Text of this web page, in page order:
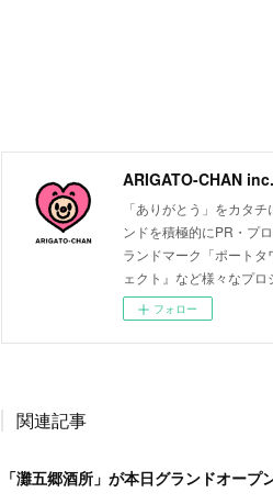
ARIGATO-CHAN inc.
「ありがとう」をカタ
ンドを積極的にPR・プ
ランドマーク「ポート
ェクト』など様々なプロ
フォロー
関連記事
「灘五郷酒所」が本日グランドオープ